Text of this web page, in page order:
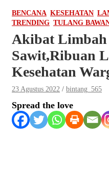
BENCANA KESEHATAN
TRENDING TULANG
Akibat
Sawit,Ribuan
Kesehatan
23 Agustus 2022 bintang_565
Spread the love